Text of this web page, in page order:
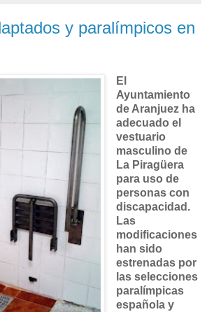
y paralímpicos en
El
Ayuntamiento
de Aranjuez ha
adecuado el
vestuario
masculino de
La Piragüera
para uso de
personas con
discapacidad.
Las
modificaciones
han sido
estrenadas por
las selecciones
paralímpicas
española y